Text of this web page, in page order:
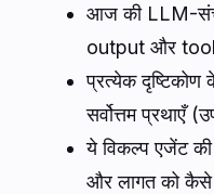
आज की LLM-
output और tool
प्रत्येक
सर्वोत्तम प्रथाएँ
ये विकल्प एजेंट की
और लागत को कैसे